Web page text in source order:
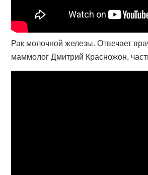
Рак молочной железы. Отвечает
маммолог Дмитрий Красножон,